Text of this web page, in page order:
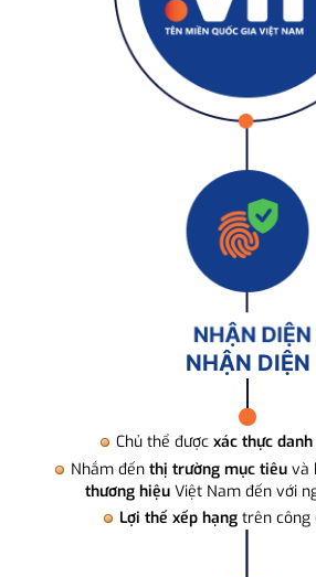
NHẬN DIỆN
Chủ thể được xác thực
Nhắm đến thị trường mục tiêuvà
thương hiệuViệt Nam đến với
Lợi thế xếp hạng trên công